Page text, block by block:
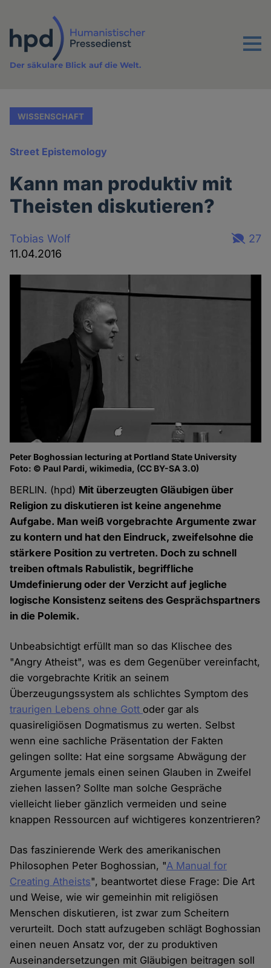
Inhalt
Menu
Der säkulare Blick auf die Welt.
WISSENSCHAFT
Street Epistemology
Kann man produktiv mit
Theisten diskutieren?
Tobias Wolf
11.04.2016
27
Peter Boghossian lecturing at Portland State University
Foto: © Paul Pardi, wikimedia, (CC BY-SA 3.0)
BERLIN. (hpd) Mit überzeugten Gläubigen über
Religion zu diskutieren ist keine angenehme
Aufgabe. Man weiß vorgebrachte Argumente zwar
zu kontern und hat den Eindruck, zweifelsohne die
stärkere Position zu vertreten. Doch zu schnell
treiben oftmals Rabulistik, begriffliche
Umdefinierung oder der Verzicht auf jegliche
logische Konsistenz seitens des Gesprächspartners
in die Polemik.
Unbeabsichtigt erfüllt man so das Klischee des
"Angry Atheist", was es dem Gegenüber vereinfacht,
die vorgebrachte Kritik an seinem
Überzeugungssystem als schlichtes Symptom des
traurigen Lebens ohne Gott oder gar als
quasireligiösen Dogmatismus zu werten. Selbst
wenn eine sachliche Präsentation der Fakten
gelingen sollte: Hat eine sorgsame Abwägung der
Argumente jemals einen seinen Glauben in Zweifel
ziehen lassen? Sollte man solche Gespräche
vielleicht lieber gänzlich vermeiden und seine
knappen Ressourcen auf wichtigeres konzentrieren?
Das faszinierende Werk des amerikanischen
Philosophen Peter Boghossian, "A Manual for
Creating Atheists", beantwortet diese Frage: Die Art
und Weise, wie wir gemeinhin mit religiösen
Menschen diskutieren, ist zwar zum Scheitern
verurteilt. Doch statt aufzugeben schlägt Boghossian
einen neuen Ansatz vor, der zu produktiven
Auseinandersetzungen mit Gläubigen beitragen soll